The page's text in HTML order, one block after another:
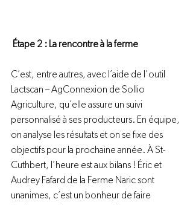
Étape 2 : La rencontre à la ferme
C’est, entre autres, avec l’aide de l’outil
Lactscan – AgConnexion de Sollio
Agriculture, qu’elle assure un suivi
personnalisé à ses producteurs. En équipe,
on analyse les résultats et on se fixe des
objectifs pour la prochaine année. À St-
Cuthbert, l’heure est aux bilans ! Éric et
Audrey Fafard de la Ferme Naric sont
unanimes, c’est un bonheur de faire